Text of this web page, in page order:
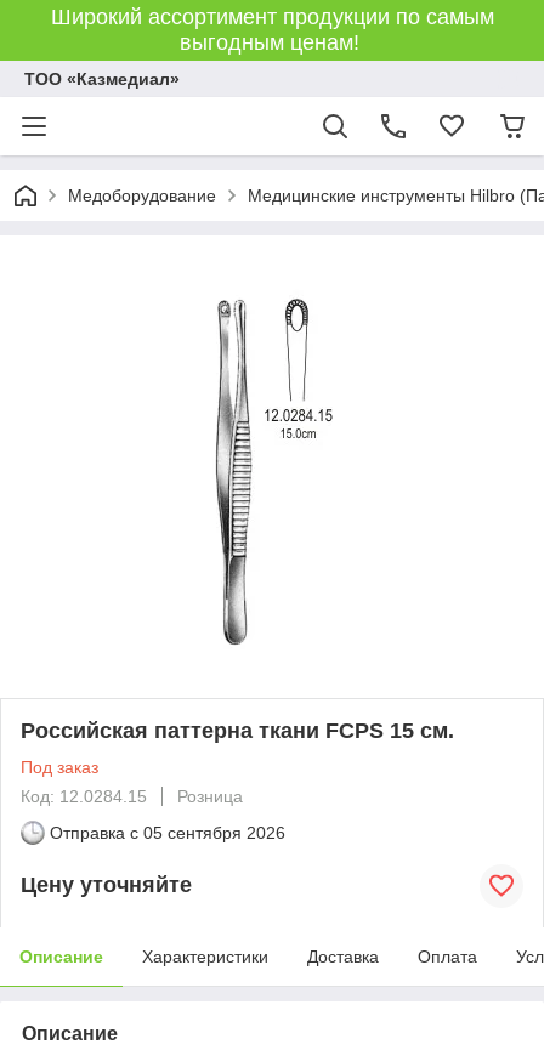
Широкий ассортимент продукции по самым
выгодным ценам!
ТОО «Казмедиал»
Медоборудование Медицинские инструменты Hilbro
Российская паттерна ткани FCPS 15 см.
Под заказ
Код: 12.0284.15
Розница
Отправка с 05 сентября 2026
Цену уточняйте
Описание Характеристики Доставка Оплата
Описание